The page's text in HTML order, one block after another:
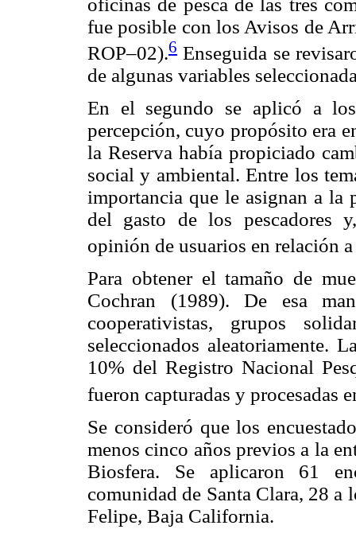
fue posible con los Avisos de
ROP–02).6 Enseguida se
de algunas variables
En el segundo se aplicó a los
percepción, cuyo propósito era
la Reserva había propiciado
social y ambiental. Entre los
importancia que le asignan a la
del gasto de los pescadores
opinión de usuarios en relación
Para obtener el tamaño de
Cochran (1989). De esa
cooperativistas, grupos
seleccionados aleatoriamente.
10% del Registro Nacional
fueron capturadas y procesadas
Se consideró que los
menos cinco años previos a la
Biosfera. Se aplicaron 61
comunidad de Santa Clara, 28 a
Felipe, Baja California.